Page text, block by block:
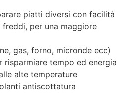
piatti diversi con facilità
per una maggiore
gas, forno, micronde ecc)
tempo ed energia
alte temperature
antiscottatura